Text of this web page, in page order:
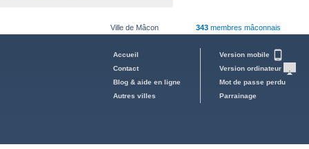
Ville de Mâcon 343membres mâconnais
Accueil
Contact
Blog & aide en ligne
Autres villes
Version mobile
Version ordinateur
Mot de passe perdu
Parrainage